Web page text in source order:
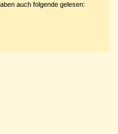
auch folgende gelesen: